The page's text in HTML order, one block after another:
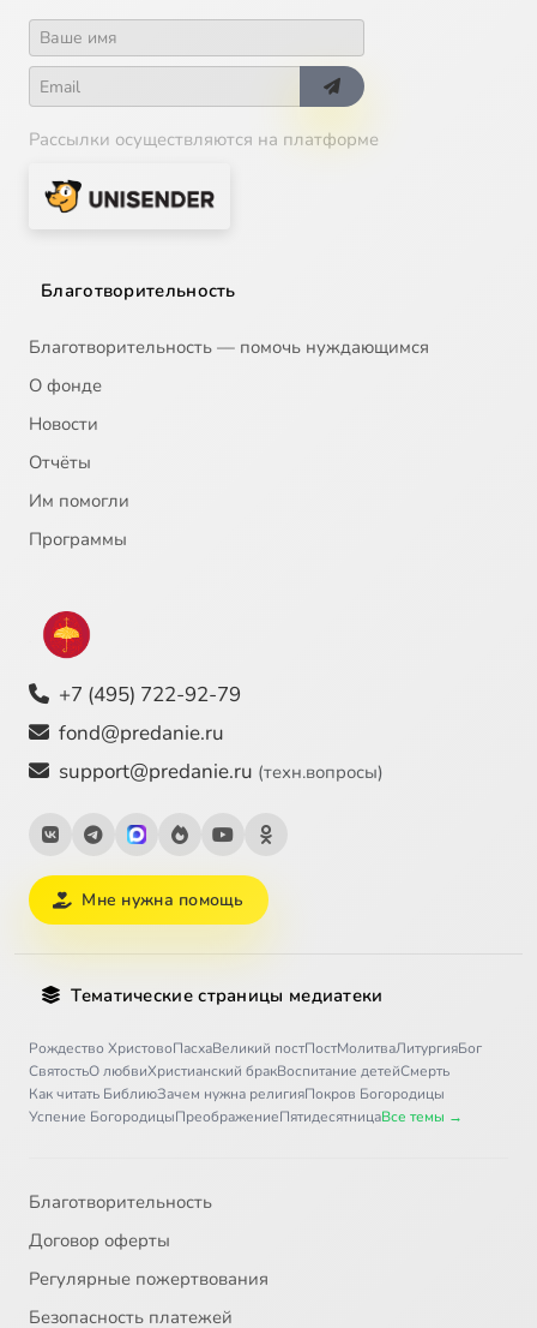
Рассылки осуществляются на платформе
Благотворительность
Благотворительность — помочь нуждающимся
О фонде
Новости
Отчёты
Им помогли
Программы
+7 (495) 722-92-79
fond@predanie.ru
support@predanie.ru (техн.вопросы)
Мне нужна помощь
Тематические страницы медиатеки
Рождество ХристовоПасхаВеликий постПостМолитваЛитургияБог
СвятостьО любвиХристианский бракВоспитание детейСмерть
Как читать БиблиюЗачем нужна религияПокров Богородицы
Успение БогородицыПреображениеПятидесятницаВсе темы →
Благотворительность
Договор оферты
Регулярные пожертвования
Безопасность платежей